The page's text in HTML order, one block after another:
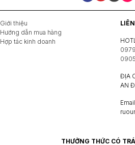
Giới thiệu
Hướng dẫn mua hàng
Hợp tác kinh doanh
ĐỊA
AN
THƯỞNG THỨC CÓ